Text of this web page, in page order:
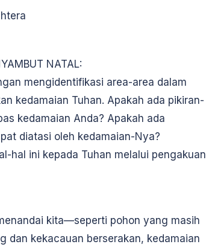
NATAL:
mengidentifikasi area-area dalam
kedamaian Tuhan. Apakah ada pikiran-
kedamaian Anda? Apakah ada
diatasi oleh kedamaian-Nya?
hal ini kepada Tuhan melalui pengakuan
kita—seperti pohon yang masih
dan kekacauan berserakan, kedamaian